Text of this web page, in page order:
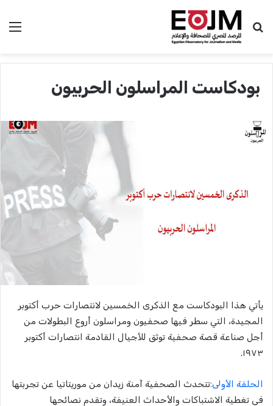
بحث عن
بودكاست المراسلون الحربيون
يأتي هذا البودكاست مع الذكرى الخمسين لانتصارات حرب أكتوبر
المجيدة، التي سطر فيها صحفيون ومراسلون أروع البطولات من
أجل صناعة قصة صحفية توثق للأجيال القادمة انتصارات أكتوبر
١٩٧٣.
الحلقة الأولى:تتحدث الصحفية آمنة زيدان من موريتاتيا عن تجربتها
في تغطية الاشتباكات والأحداث العنيفة، وتقدم نصائحها